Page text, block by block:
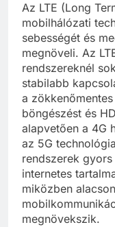
Az LTE (Long
mobilhálózati
sebességét és
megnöveli. Az
rendszereknél
stabilabb
a
böngészést és
alapvetően a 4G
az 5G
rendszerek
internetes
miközben
megnövekszik.